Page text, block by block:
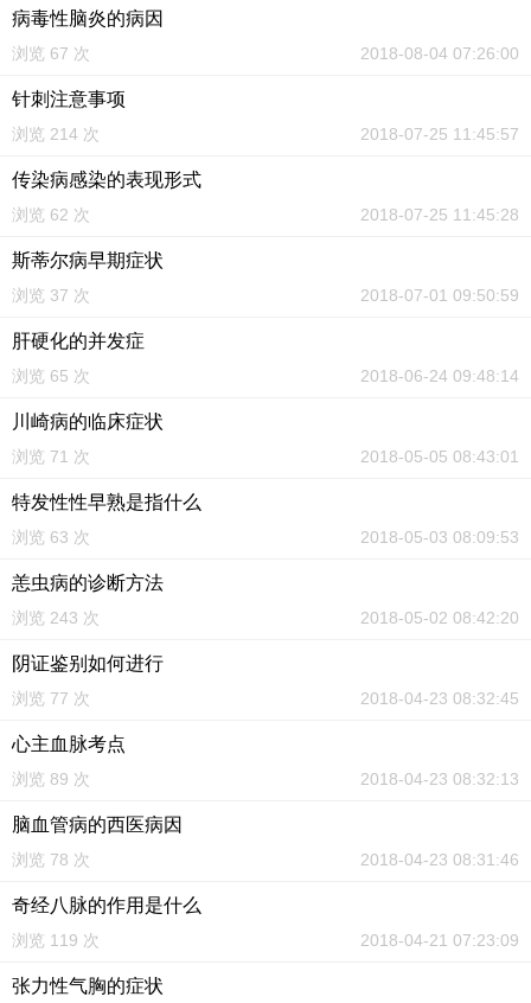
病毒性脑炎的病因
浏览 67 次 2018-08-04 07:26:00
针刺注意事项
浏览 214 次 2018-07-25 11:45:57
传染病感染的表现形式
浏览 62 次 2018-07-25 11:45:28
斯蒂尔病早期症状
浏览 37 次 2018-07-01 09:50:59
肝硬化的并发症
浏览 65 次 2018-06-24 09:48:14
川崎病的临床症状
浏览 71 次 2018-05-05 08:43:01
特发性性早熟是指什么
浏览 63 次 2018-05-03 08:09:53
恙虫病的诊断方法
浏览 243 次 2018-05-02 08:42:20
阴证鉴别如何进行
浏览 77 次 2018-04-23 08:32:45
心主血脉考点
浏览 89 次 2018-04-23 08:32:13
脑血管病的西医病因
浏览 78 次 2018-04-23 08:31:46
奇经八脉的作用是什么
浏览 119 次 2018-04-21 07:23:09
张力性气胸的症状